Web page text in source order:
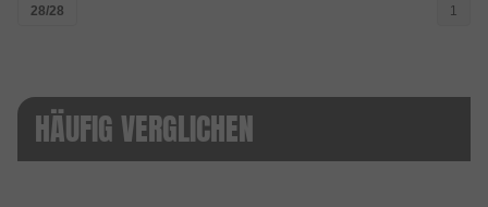
28/28 1
HÄUFIG VERGLICHEN